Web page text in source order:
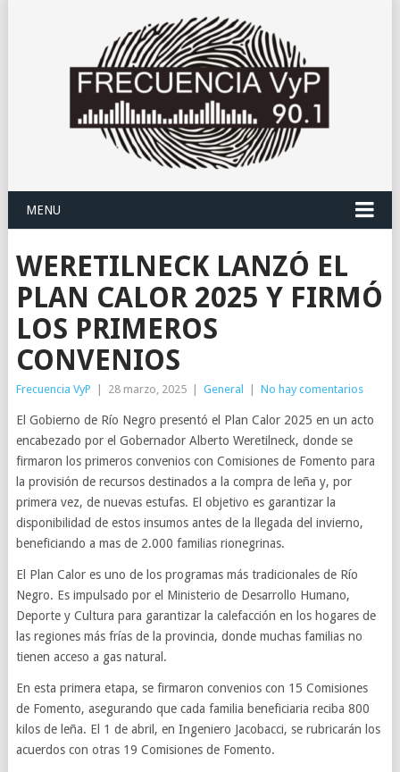
MENU
WERETILNECK LANZÓ EL
PLAN CALOR 2025 Y FIRMÓ
LOS PRIMEROS
CONVENIOS
Frecuencia VyP 28 marzo, 2025 General No hay comentarios
El Gobierno de Río Negro presentó el Plan Calor 2025 en un acto
encabezado por el Gobernador Alberto Weretilneck, donde se
firmaron los primeros convenios con Comisiones de Fomento para
la provisión de recursos destinados a la compra de leña y, por
primera vez, de nuevas estufas. El objetivo es garantizar la
disponibilidad de estos insumos antes de la llegada del invierno,
beneficiando a mas de 2.000 familias rionegrinas.
El Plan Calor es uno de los programas más tradicionales de Río
Negro. Es impulsado por el Ministerio de Desarrollo Humano,
Deporte y Cultura para garantizar la calefacción en los hogares de
las regiones más frías de la provincia, donde muchas familias no
tienen acceso a gas natural.
En esta primera etapa, se firmaron convenios con 15 Comisiones
de Fomento, asegurando que cada familia beneficiaria reciba 800
kilos de leña. El 1 de abril, en Ingeniero Jacobacci, se rubricarán los
acuerdos con otras 19 Comisiones de Fomento.